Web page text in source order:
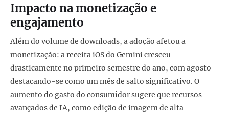
Impacto na monetização e
engajamento
Além do volume de downloads, a adoção afetou a
monetização: a receita iOS do Gemini cresceu
drasticamente no primeiro semestre do ano, com agosto
destacando-se como um mês de salto significativo. O
aumento do gasto do consumidor sugere que recursos
avançados de IA, como edição de imagem de alta